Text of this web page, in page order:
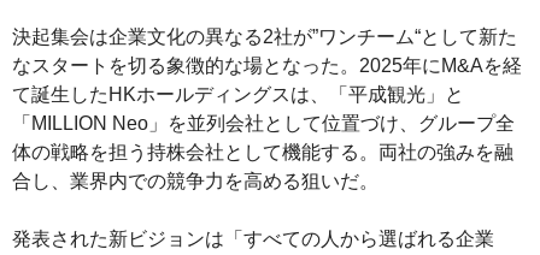
決起集会は企業文化の異なる2社が”ワンチーム“として新た
なスタートを切る象徴的な場となった。2025年にM&Aを経
て誕生したHKホールディングスは、「平成観光」と
「MILLION Neo」を並列会社として位置づけ、グループ全
体の戦略を担う持株会社として機能する。両社の強みを融
合し、業界内での競争力を高める狙いだ。
発表された新ビジョンは「すべての人から選ばれる企業